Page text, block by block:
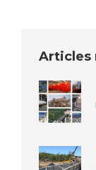
Articles